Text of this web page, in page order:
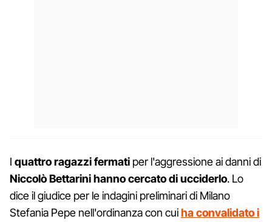
I quattro ragazzi fermati per l'aggressione ai danni di
Niccolò Bettarinihanno cercato di ucciderlo. Lo
dice il giudice per le indagini preliminari di Milano
Stefania Pepe nell'ordinanza con cuiha convalidato i